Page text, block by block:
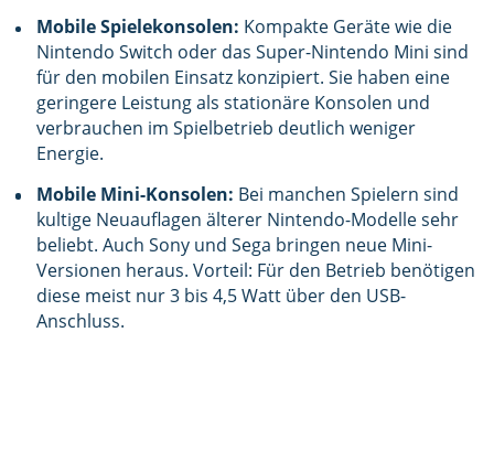
Mobile Spielekonsolen: Kompakte Geräte wie die
Nintendo Switch oder das Super-Nintendo Mini sind
für den mobilen Einsatz konzipiert. Sie haben eine
geringere Leistung als stationäre Konsolen und
verbrauchen im Spielbetrieb deutlich weniger
Energie.
Mobile Mini-Konsolen: Bei manchen Spielern sind
kultige Neuauflagen älterer Nintendo-Modelle sehr
beliebt. Auch Sony und Sega bringen neue Mini-
Versionen heraus. Vorteil: Für den Betrieb benötigen
diese meist nur 3 bis 4,5 Watt über den USB-
Anschluss.